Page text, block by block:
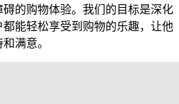
的购物体验。我们的目标是深化
能轻松享受到购物的乐趣，让他
满意。